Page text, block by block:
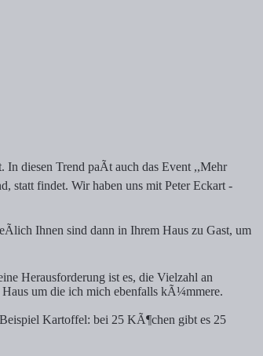
diesen Trend paÃt auch das Event ,,Mehr
statt findet. Wir haben uns mit Peter Eckart -
Ihnen sind dann in Ihrem Haus zu Gast, um
Herausforderung ist es, die Vielzahl an
um die ich mich ebenfalls kÃ¼mmere.
Kartoffel: bei 25 KÃ¶chen gibt es 25